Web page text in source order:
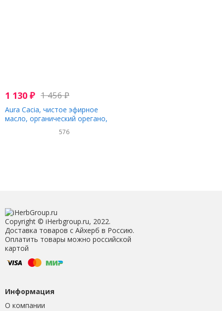
1 130 ₽ 1 456₽
Aura Cacia, чистое эфирное
масло, органический орегано,
7,4 мл (0,25 жидк. унции)
576
Copyright © iHerbgroup.ru, 2022.
Доставка товаров с Айхерб в Россию.
Оплатить товары можно российской
картой
Информация
О компании